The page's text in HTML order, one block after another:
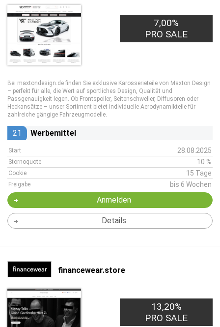
7,00%
PRO SALE
Bei maxtondesign.de finden Sie exklusive Karosserieteile von Maxton Design
– perfekt für alle, die Wert auf sportliches Design, Qualität und
Passgenauigkeit legen. Ob Frontspoiler, Seitenschweller, Diffusoren oder
Heckansätze – unser Sortiment bietet individuelle Aerodynamikteile für
zahlreiche gängige Fahrzeugmodelle.
21 Werbemittel
Start 28.08.2025
Stornoquote 10 %
Cookie 15 Tage
Freigabe bis 6 Wochen
Anmelden
Details
financewear.store
13,20%
PRO SALE